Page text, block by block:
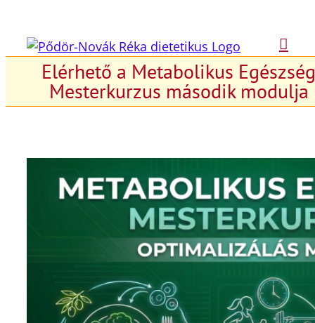
Elérhető a Metabolikus Egészség
Mesterkurzus második modulja